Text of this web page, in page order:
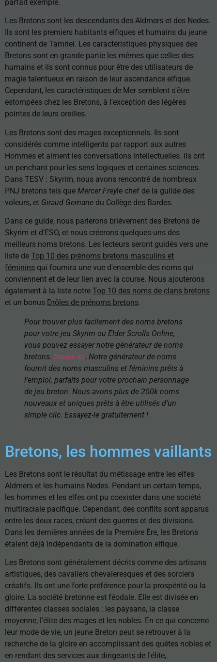
parfait exemple.
Les Bretons sont les descendants des Aldmers et des Nedes.
Ils sont les premiers habitants elfiques et humains du jeune
continent de Tamriel. Les caractéristiques physiques des
Bretons sont en grande partie les mêmes que celles des
humains et ils sont connus pour être des utilisateurs de
magie talentueux en raison de leur ascendance elfique.
Cependant, les caractéristiques de Mer semblent s'être
estompées chez les Bretons, à l'exception des légères
pointes de leurs oreilles.
Les Bretons sont des mages exceptionnels. Ils sont
considérés comme intelligents par rapport aux autres
Hommes et aiment les conversations intellectuelles. Ils ont
un penchant pour les sens logiques et certaines sciences.
Dans TESV : Skyrim, nous avons rencontré de nombreux
PNJ bretons tels que Mercer Freyle chef de la guilde des
voleurs, et Giraud Gemane du Collège des Bardes.
Dans ce guide, nous parlerons brièvement des Bretons de
Skyrim et d'ESO, et nous créerons quelques-uns des
meilleurs noms bretons. Les lecteurs seront guidés vers une
liste de Top 10 des prénoms bretons masculins et
féminins qui fournira une vue d'ensemble des noms qui
conviennent et de leur lien avec la course. Nous ajouterons
également à la liste notre Top 10 des noms de clans bretons
et un bonus Drôles de prénoms bretons.
Pour trouver plus facilement des noms bretons
pour votre jeu Skyrim ou Elder Scrolls Online,
vous pouvez essayer notre générateur de noms
bretons. trouvé ici. Notre générateur de noms
fournit des noms masculins et féminins prêts à
l'emploi, parfaits pour votre prochain personnage
de jeu breton. Nous avons plus de 200k noms
nouveaux et uniques prêts à être utilisés d'un
simple clic. Essayez-le gratuitement !
Bretons, les hommes vaillants
Les Bretons sont le résultat du métissage entre les elfes
Aldmers et les humains Nedes. Pendant un certain temps,
les hommes et les elfes ont pu coexister dans une société
multiraciale pacifique. Cependant, des conflits sont apparus
entre les deux races, créant des guerres et des divisions.
Dans les dernières années de la Première Ère, les Bretons
étaient déjà indépendants de la domination elfique.
Les Bretons sont généralement décrits comme des artisans
artistiques, des cavaliers chevaleresques et des sorciers
créatifs. Ils ont une forte préférence pour la prospérité ou la
gloire. La société bretonne est féodale. Elle est divisée en
différentes classes sociales : les paysans, la classe
moyenne, l'élite des mages et les nobles. En ce qui concerne
leur mode de vie, un jeune Breton peut se retrouver à la
recherche de la gloire en accomplissant des quêtes nobles et
en rendant des services aux dirigeants de l'élite,